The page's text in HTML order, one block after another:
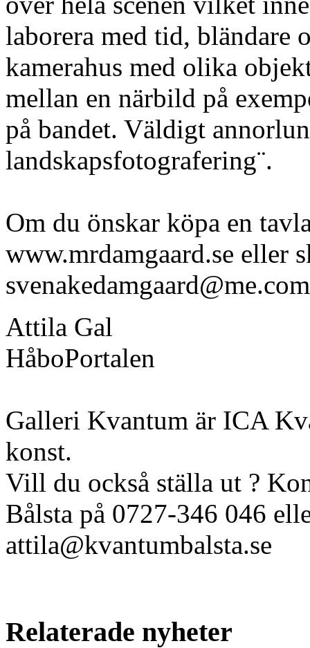
laborera med tid, bländare
kamerahus med olika
mellan en närbild på
på bandet. Väldigt
landskapsfotografering¨.
Om du önskar köpa en
www.mrdamgaard.se eller
Attila Gal
HåboPortalen
Galleri Kvantum är ICA
konst.
Vill du också ställa ut ?
Bålsta på 0727-346 046
attila@kvantumbalsta.se
Relaterade nyheter